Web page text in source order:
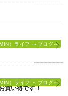
）ライフ ～ブログ～
）ライフ ～ブログ～
買い得です！